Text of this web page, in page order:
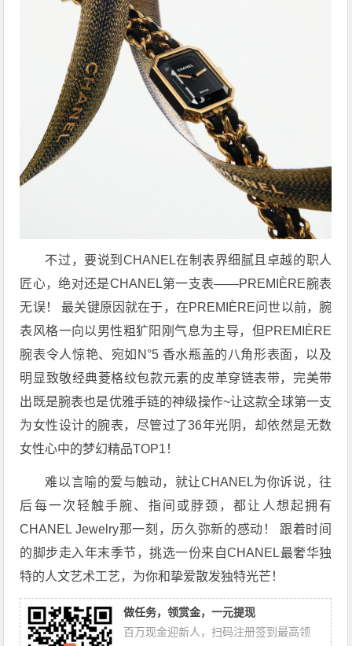
不过，要说到CHANEL在制表界细腻且卓越的职人
匠心，绝对还是CHANEL第一支表——PREMIÈRE腕表
无误！ 最关键原因就在于，在PREMIÈRE问世以前，腕
表风格一向以男性粗犷阳刚气息为主导，但PREMIÈRE
腕表令人惊艳、宛如N°5 香水瓶盖的八角形表面，以及
明显致敬经典菱格纹包款元素的皮革穿链表带，完美带
出既是腕表也是优雅手链的神级操作~让这款全球第一支
为女性设计的腕表，尽管过了36年光阴，却依然是无数
女性心中的梦幻精品TOP1！
难以言喻的爱与触动，就让CHANEL为你诉说，往
后每一次轻触手腕、指间或脖颈，都让人想起拥有
CHANEL Jewelry那一刻，历久弥新的感动！ 跟着时间
的脚步走入年末季节，挑选一份来自CHANEL最奢华独
特的人文艺术工艺，为你和挚爱散发独特光芒！
做任务，领赏金，一元提现
百万现金迎新人，扫码注册签到最高领